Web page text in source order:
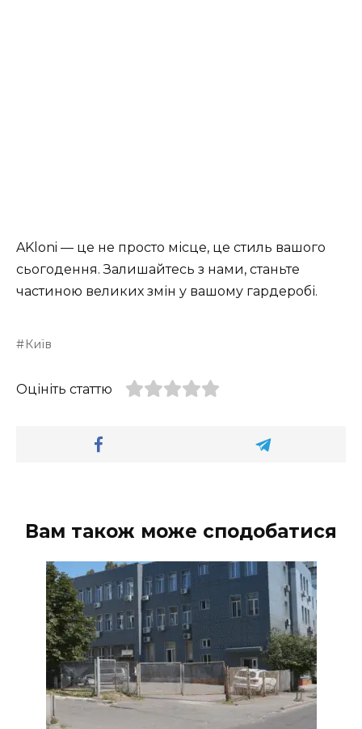
AKloni — це не просто місце, це стиль вашого
сьогодення. Залишайтесь з нами, станьте
частиною великих змін у вашому гардеробі.
Київ
Оцініть статтю
Вам також може сподобатися